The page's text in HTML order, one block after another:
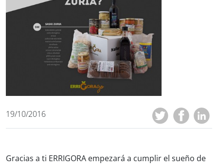
19/10/2016
Gracias a ti ERRIGORA empezará a cumplir el sueño de